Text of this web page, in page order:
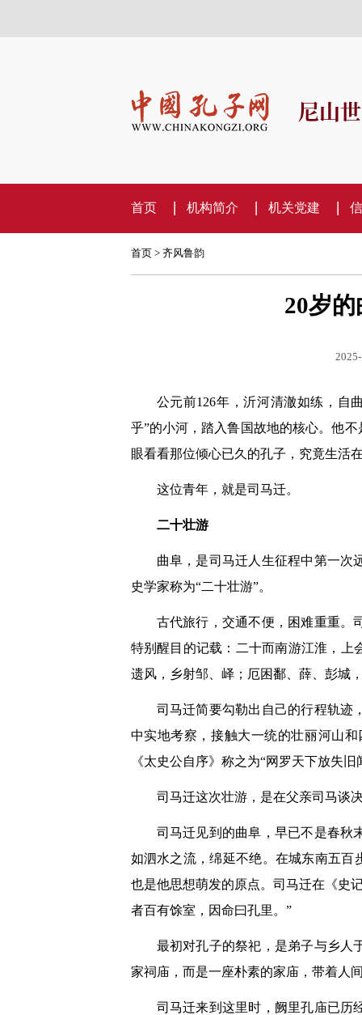
尼山
首页 机构简介 机关党建
首页> 齐风鲁韵
20岁
公元前126年，沂河清澈如练，自
乎”的小河，踏入鲁国故地的核心。他
眼看看那位倾心已久的孔子，究竟生活
这位青年，就是司马迁。
二十壮游
曲阜，是司马迁人生征程中第一次
史学家称为“二十壮游”。
古代旅行，交通不便，困难重重。
特别醒目的记载：二十而南游江淮，上
遗风，乡射邹、峄；厄困鄱、薛、彭城
司马迁简要勾勒出自己的行程轨迹
中实地考察，接触大一统的壮丽河山
《太史公自序》称之为“网罗天下放失
司马迁这次壮游，是在父亲司马谈
司马迁见到的曲阜，早已不是春秋
如泗水之流，绵延不绝。在城东南五
也是他思想萌发的原点。司马迁在《史
者百有馀室，因命曰孔里。”
最初对孔子的祭祀，是弟子与乡人
家祠庙，而是一座朴素的家庙，带着人
司马迁来到这里时，阙里孔庙已历